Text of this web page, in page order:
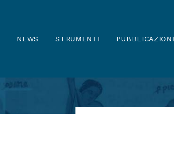
NEWS STRUMENTI PUBBLICAZIONI